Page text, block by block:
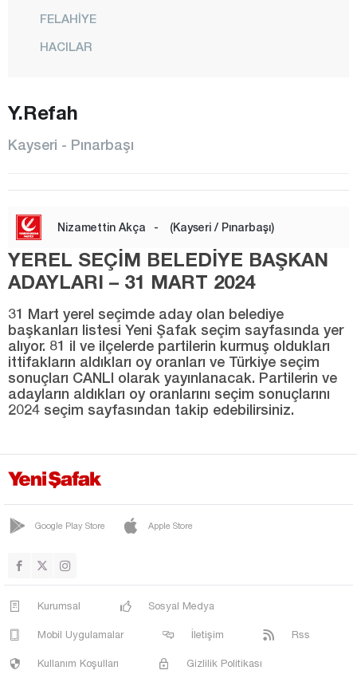
FELAHİYE
HACILAR
PINARBAŞI
SARIOĞLAN
TALAS
YAHYALI
YEŞİLHİSAR
Kırıkkale
Kırklareli
Kilis
Konya
Malatya
Manisa
Mardin
Mersin
Y.Refah
Kayseri - Pınarbaşı
Nizamettin Akça - (Kayseri / Pınarbaşı)
YEREL SEÇİM BELEDİYE BAŞKAN
ADAYLARI – 31 MART 2024
31 Mart yerel seçimde aday olan belediye
başkanları listesi Yeni Şafak seçim sayfasında yer
alıyor. 81 il ve ilçelerde partilerin kurmuş oldukları
ittifakların aldıkları oy oranları ve Türkiye seçim
sonuçları CANLI olarak yayınlanacak. Partilerin ve
adayların aldıkları oy oranlarını seçim sonuçlarını
2024 seçim sayfasından takip edebilirsiniz.
Google Play Store Apple Store
Kurumsal Sosyal Medya
Mobil Uygulamalar İletişim Rss
Kullanım Koşulları Gizlilik Politikası